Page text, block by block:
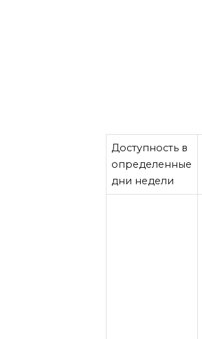
Доступность в
определенные
дни недели